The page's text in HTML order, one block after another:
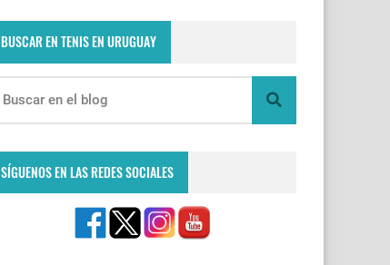
BUSCAR EN TENIS EN URUGUAY
SÍGUENOS EN LAS REDES SOCIALES